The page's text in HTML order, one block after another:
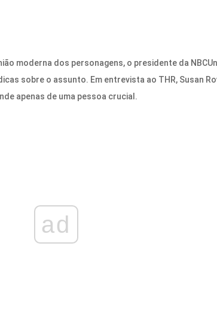
moderna dos personagens, o presidente da
sobre o assunto. Em entrevista ao THR, Susan
apenas de uma pessoa crucial.
ad